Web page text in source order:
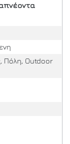
Πόλη, Outdoor